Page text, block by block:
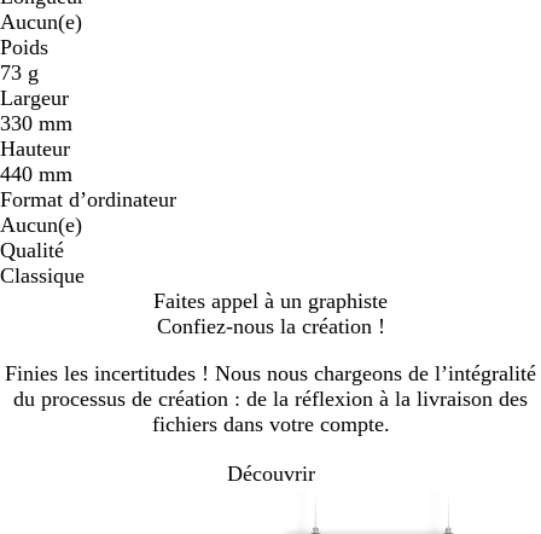
Aucun(e)
Poids
73 g
Largeur
330 mm
Hauteur
440 mm
Format d’ordinateur
Aucun(e)
Qualité
Classique
Faites appel à un graphiste
Confiez-nous la création !
Finies les incertitudes ! Nous nous chargeons de l’intégralité
du processus de création : de la réflexion à la livraison des
fichiers dans votre compte.
Découvrir